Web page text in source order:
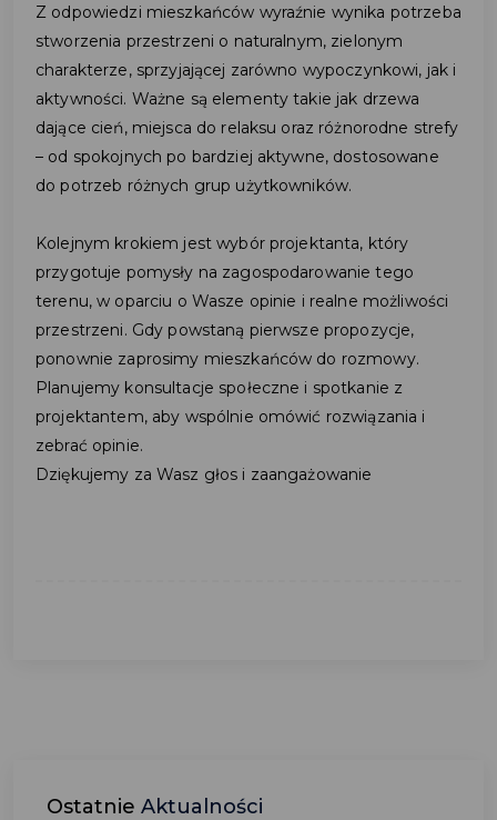
Z odpowiedzi mieszkańców wyraźnie wynika potrzeba
stworzenia przestrzeni o naturalnym, zielonym
charakterze, sprzyjającej zarówno wypoczynkowi, jak i
aktywności. Ważne są elementy takie jak drzewa
dające cień, miejsca do relaksu oraz różnorodne strefy
– od spokojnych po bardziej aktywne, dostosowane
do potrzeb różnych grup użytkowników.
Kolejnym krokiem jest wybór projektanta, który
przygotuje pomysły na zagospodarowanie tego
terenu, w oparciu o Wasze opinie i realne możliwości
przestrzeni. Gdy powstaną pierwsze propozycje,
ponownie zaprosimy mieszkańców do rozmowy.
Planujemy konsultacje społeczne i spotkanie z
projektantem, aby wspólnie omówić rozwiązania i
zebrać opinie.
Dziękujemy za Wasz głos i zaangażowanie
Ostatnie Aktualności